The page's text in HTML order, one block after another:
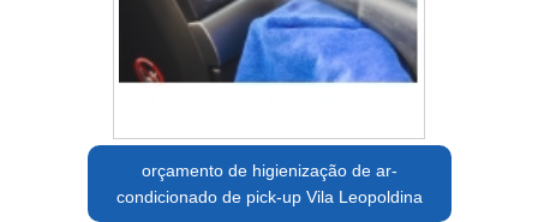
orçamento de higienização de ar-
condicionado de pick-up Vila Leopoldina